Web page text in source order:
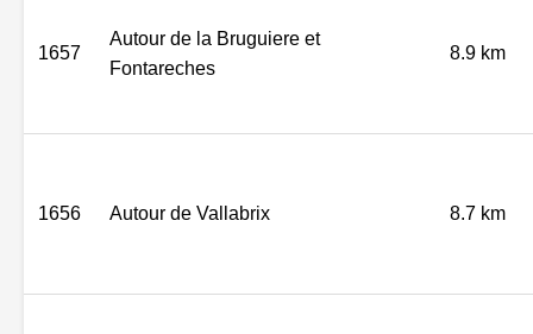
1657
Autour de la Bruguiere et
Fontareches
8.9 km
1656 Autour de Vallabrix 8.7 km